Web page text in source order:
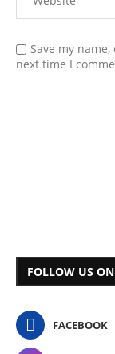
Save my
next time I
FOLLOW US ON
FACEBOOK